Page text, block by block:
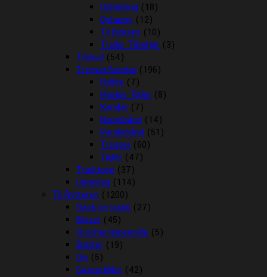
Opbinding (18)
Ophæng (12)
Til Boksen (10)
Trailer Tilbehør (3)
Tilskud (54)
Trenser/kandar (196)
Bidløs (7)
Hjælpe Tøjler (8)
Kandar (7)
Næsebånd (14)
Pandebånd (51)
Trenser (60)
Tøjler (47)
Træktove (37)
Underlag (114)
Til Rytteren (1200)
Back on track (27)
Bluser (45)
Brocher/slipsenåle (5)
Bælter (19)
Div (5)
Gaveartikler (42)